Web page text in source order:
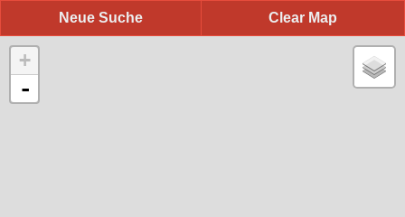
Clear Map
Neue Suche
+
-